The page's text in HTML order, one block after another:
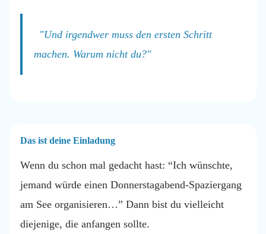
"Und irgendwer muss den ersten Schritt
machen. Warum nicht du?"
Das ist deine Einladung
Wenn du schon mal gedacht hast: “Ich wünschte,
jemand würde einen Donnerstagabend-Spaziergang
am See organisieren…” Dann bist du vielleicht
diejenige, die anfangen sollte.